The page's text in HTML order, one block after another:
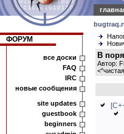
ФОРУМ
все доски
FAQ
IRC
новые сообщения
site updates
guestbook
beginners
В
Автор:
<